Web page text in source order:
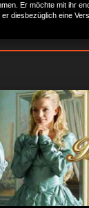
Er möchte mit ihr
diesbezüglich eine